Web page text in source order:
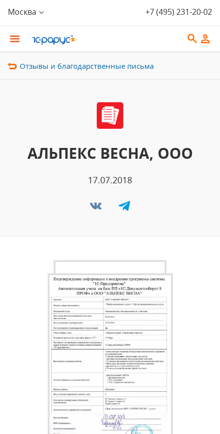
Москва +7 (495) 231-20-02
Отзывы и благодарственные письма
АЛЬПЕКС ВЕСНА, ООО
17.07.2018